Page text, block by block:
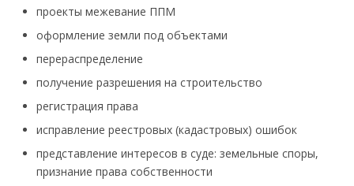
проекты межевание ППМ
оформление земли под объектами
перераспределение
получение разрешения на строительство
регистрация права
исправление реестровых (кадастровых) ошибок
представление интересов в суде: земельные споры,
признание права собственности